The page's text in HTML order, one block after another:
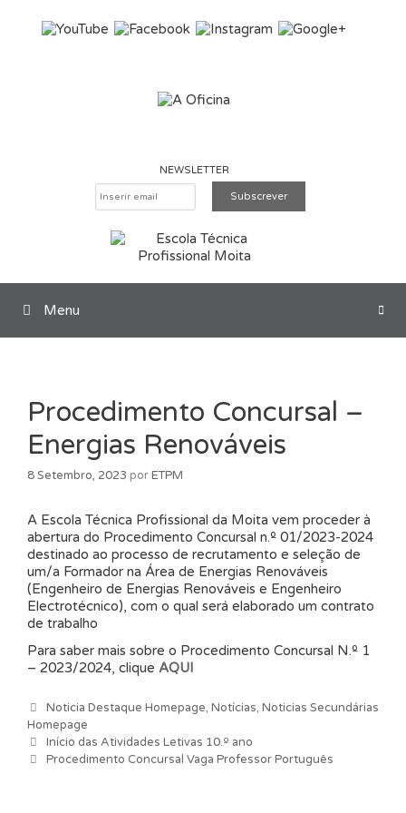
NEWSLETTER
Pesquisar
Menu
Procedimento Concursal –
Energias Renováveis
8 Setembro, 2023 porETPM
A Escola Técnica Profissional da Moita vem proceder à
abertura do Procedimento Concursal n.º 01/2023-2024
destinado ao processo de recrutamento e seleção de
um/a Formador na Área de Energias Renováveis
(Engenheiro de Energias Renováveis e Engenheiro
Electrotécnico), com o qual será elaborado um contrato
de trabalho
Para saber mais sobre o Procedimento Concursal N.º 1
– 2023/2024, clique AQUI
Categorias
Noticia Destaque Homepage, Notícias, Noticias Secundárias
Homepage
Navegação de artigos
Início das Atividades Letivas 10.º ano
Procedimento Concursal Vaga Professor Português